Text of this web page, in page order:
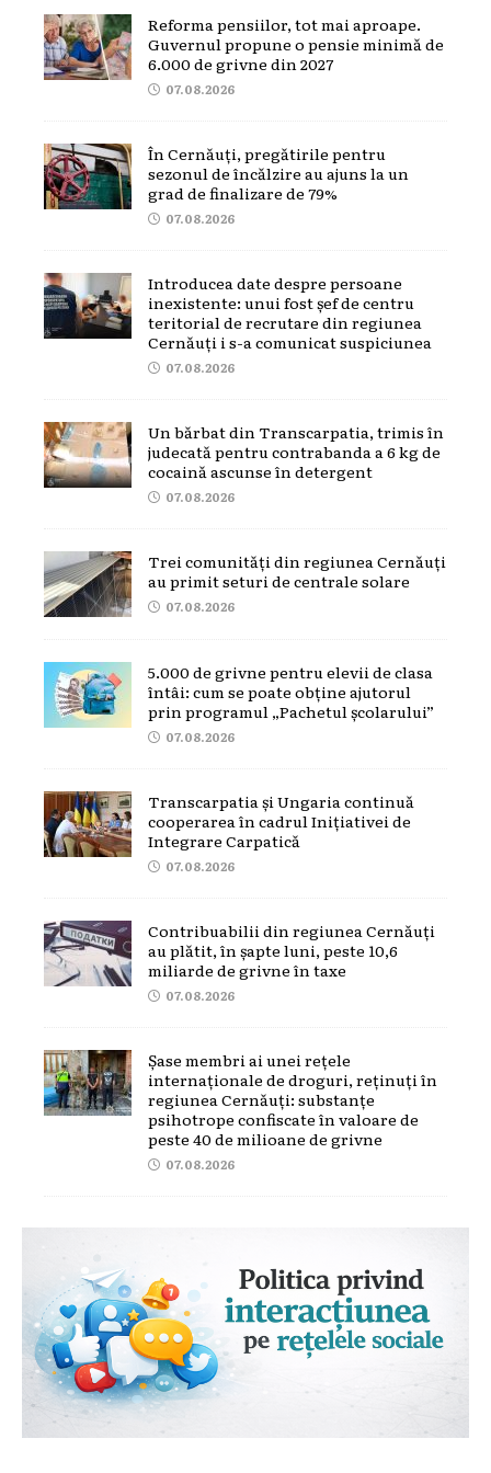
Reforma pensiilor, tot mai aproape.
Guvernul propune o pensie minimă de
6.000 de grivne din 2027
07.08.2026
În Cernăuți, pregătirile pentru
sezonul de încălzire au ajuns la un
grad de finalizare de 79%
07.08.2026
Introducea date despre persoane
inexistente: unui fost șef de centru
teritorial de recrutare din regiunea
Cernăuți i s-a comunicat suspiciunea
07.08.2026
Un bărbat din Transcarpatia, trimis în
judecată pentru contrabanda a 6 kg de
cocaină ascunse în detergent
07.08.2026
Trei comunități din regiunea Cernăuți
au primit seturi de centrale solare
07.08.2026
5.000 de grivne pentru elevii de clasa
întâi: cum se poate obține ajutorul
prin programul „Pachetul școlarului”
07.08.2026
Transcarpatia și Ungaria continuă
cooperarea în cadrul Inițiativei de
Integrare Carpatică
07.08.2026
Contribuabilii din regiunea Cernăuți
au plătit, în șapte luni, peste 10,6
miliarde de grivne în taxe
07.08.2026
Șase membri ai unei rețele
internaționale de droguri, reținuți în
regiunea Cernăuți: substanțe
psihotrope confiscate în valoare de
peste 40 de milioane de grivne
07.08.2026